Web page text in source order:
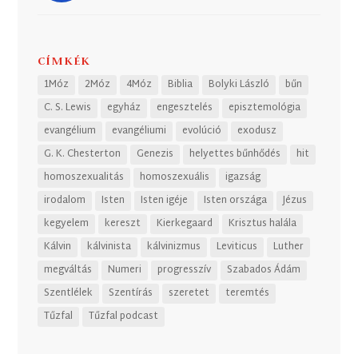
CÍMKÉK
1Móz 2Móz 4Móz Biblia Bolyki László
bűn
C. S. Lewis
egyház engesztelés
episztemológia
evangélium
evangéliumi evolúció
exodusz
G. K. Chesterton
Genezis helyettes bűnhődés
hit
homoszexualitás
homoszexuális
igazság
irodalom
Isten Isten igéje Isten országa
Jézus
kegyelem
kereszt Kierkegaard
Krisztus halála
Kálvin
kálvinista kálvinizmus Leviticus
Luther
megváltás
Numeri progresszív
Szabados Ádám
Szentlélek
Szentírás szeretet
teremtés
Tűzfal
Tűzfal podcast